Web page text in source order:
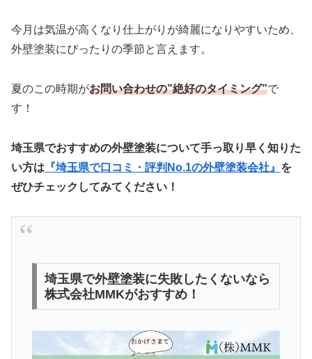
今月は気温が高くなり仕上がりが綺麗になりやすいため、
外壁塗装にぴったりの季節と言えます。
夏のこの時期がお問い合わせの”絶好のタイミング”で
す！
埼玉県でおすすめの外壁塗装について手っ取り早く知りた
い方は 『埼玉県で口コミ・評判No.1の外壁塗装会社』 を
ぜひチェックしてみてください！
埼玉県で外壁塗装に失敗したくないなら
株式会社MMKがおすすめ！